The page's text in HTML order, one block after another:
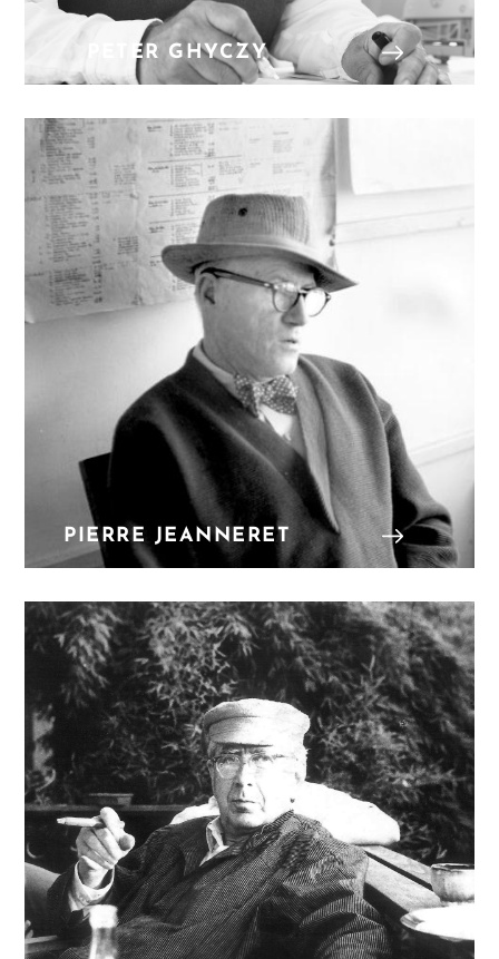
PETER GHYCZY
PIERRE JEANNERET